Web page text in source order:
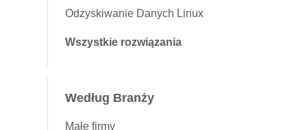
Odzyskiwanie Danych Linux
Wszystkie rozwiązania
Według Branży
Małe firmy